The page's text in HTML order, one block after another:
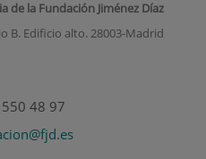
la Fundación Jiménez Díaz
B. Edificio alto. 28003-Madrid
48 97